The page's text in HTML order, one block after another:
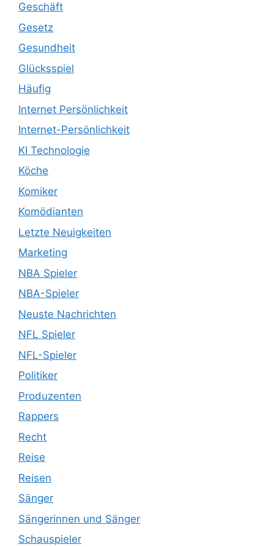
Geschäft
Gesetz
Gesundheit
Glücksspiel
Häufig
Internet Persönlichkeit
Internet-Persönlichkeit
KI Technologie
Köche
Komiker
Komödianten
Letzte Neuigkeiten
Marketing
NBA Spieler
NBA-Spieler
Neuste Nachrichten
NFL Spieler
NFL-Spieler
Politiker
Produzenten
Rappers
Recht
Reise
Reisen
Sänger
Sängerinnen und Sänger
Schauspieler